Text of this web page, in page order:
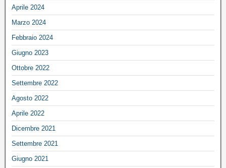
Aprile 2024
Marzo 2024
Febbraio 2024
Giugno 2023
Ottobre 2022
Settembre 2022
Agosto 2022
Aprile 2022
Dicembre 2021
Settembre 2021
Giugno 2021